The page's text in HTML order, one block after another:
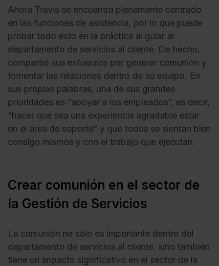
Ahora Travis se encuentra plenamente centrado
en las funciones de asistencia, por lo que puede
probar todo esto en la práctica al guiar al
departamento de servicios al cliente. De hecho,
compartió sus esfuerzos por generar comunión y
fomentar las relaciones dentro de su equipo. En
sus propias palabras, una de sus grandes
prioridades es “apoyar a los empleados”, es decir,
“hacer que sea una experiencia agradable estar
en el área de soporte” y que todos se sientan bien
consigo mismos y con el trabajo que ejecutan.
Crear comunión en el sector de
la Gestión de Servicios
La comunión no sólo es importante dentro del
departamento de servicios al cliente, sino también
tiene un impacto significativo en el sector de la